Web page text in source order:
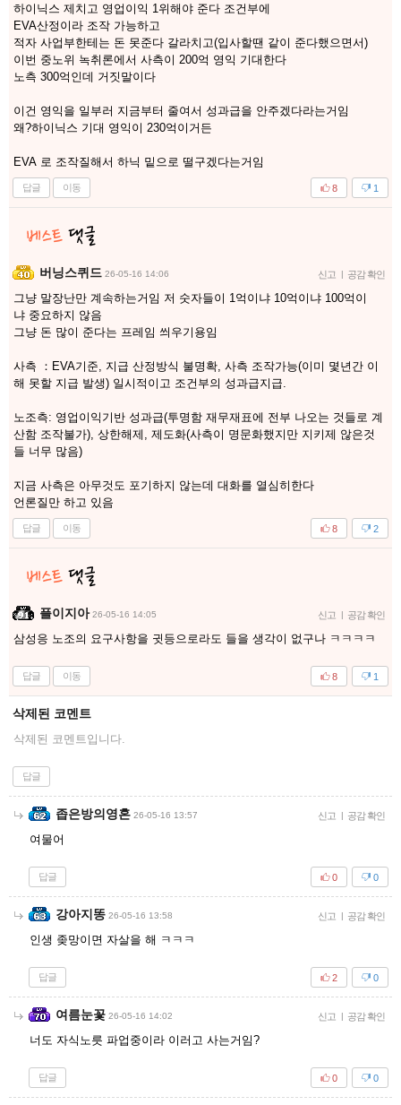
하이닉스 제치고 영업이익 1위해야 준다 조건부에
EVA산정이라 조작 가능하고
적자 사업부한테는 돈 못준다 갈라치고(입사할땐 같이 준다했으면서)
이번 중노위 녹취론에서 사측이 200억 영익 기대한다
노측 300억인데 거짓말이다
이건 영익을 일부러 지금부터 줄여서 성과급을 안주겠다라는거임
왜?하이닉스 기대 영익이 230억이거든
EVA 로 조작질해서 하닉 밑으로 떨구겠다는거임
답글 이동 1
8
버닝스퀴드 26-05-16 14:06 신고 | 공감 확인
그냥 말장난만 계속하는거임 저 숫자들이 1억이냐 10억이냐 100억이
냐 중요하지 않음
그냥 돈 많이 준다는 프레임 씌우기용임
사측 ：EVA기준, 지급 산정방식 불명확, 사측 조작가능(이미 몇년간 이
해 못할 지급 발생) 일시적이고 조건부의 성과급지급.
노조측: 영업이익기반 성과급(투명함 재무재표에 전부 나오는 것들로 계
산함 조작불가), 상한해제, 제도화(사측이 명문화했지만 지키제 않은것
들 너무 많음)
지금 사측은 아무것도 포기하지 않는데 대화를 열심히한다
언론질만 하고 있음
답글 이동 2
8
플이지아 26-05-16 14:05 신고 | 공감 확인
삼성응 노조의 요구사항을 귓등으로라도 들을 생각이 없구나 ㅋㅋㅋㅋ
답글 이동 1
8
삭제된 코멘트
삭제된 코멘트입니다.
답글
좁은방의영혼 26-05-16 13:57 신고 | 공감 확인
여물어
답글 0
0
강아지똥 26-05-16 13:58 신고 | 공감 확인
인생 좆망이면 자살을 해 ㅋㅋㅋ
답글 0
2
여름눈꽃 26-05-16 14:02 신고 | 공감 확인
너도 자식노릇 파업중이라 이러고 사는거임?
답글 0
0